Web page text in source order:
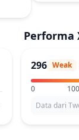
Performa
296 Weak
0 100
Data dari